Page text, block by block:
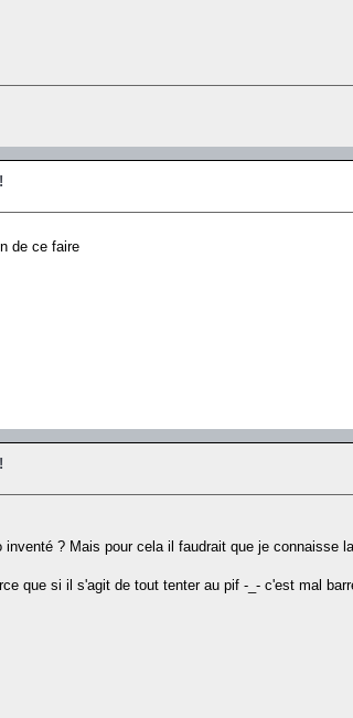
de ce faire
? Mais pour cela il faudrait que je
que si il s'agit de tout tenter au pif -_- c'est mal